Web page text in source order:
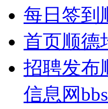
每日签到
首页顺德
招聘发布
信息网